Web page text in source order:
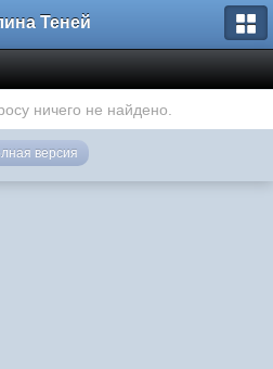
Теней
ничего не найдено.
версия